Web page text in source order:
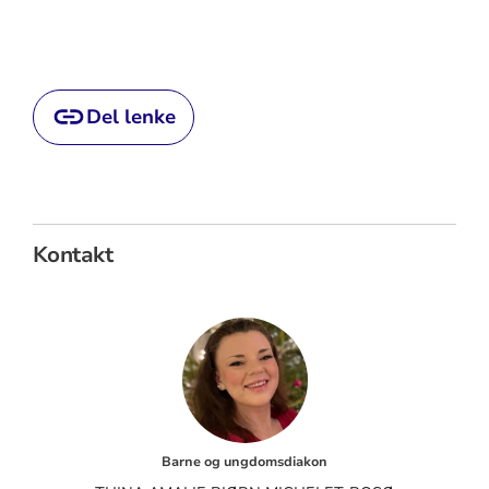
Del lenke
Kontakt
Barne og ungdomsdiakon